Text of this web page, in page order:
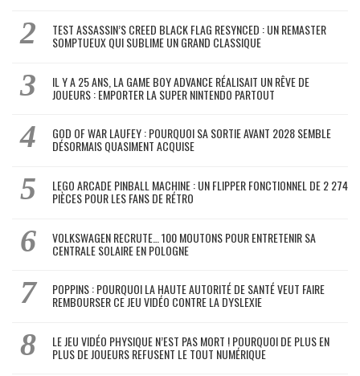
TEST ASSASSIN’S CREED BLACK FLAG RESYNCED : UN REMASTER
SOMPTUEUX QUI SUBLIME UN GRAND CLASSIQUE
IL Y A 25 ANS, LA GAME BOY ADVANCE RÉALISAIT UN RÊVE DE
JOUEURS : EMPORTER LA SUPER NINTENDO PARTOUT
GOD OF WAR LAUFEY : POURQUOI SA SORTIE AVANT 2028 SEMBLE
DÉSORMAIS QUASIMENT ACQUISE
LEGO ARCADE PINBALL MACHINE : UN FLIPPER FONCTIONNEL DE 2 274
PIÈCES POUR LES FANS DE RÉTRO
VOLKSWAGEN RECRUTE… 100 MOUTONS POUR ENTRETENIR SA
CENTRALE SOLAIRE EN POLOGNE
POPPINS : POURQUOI LA HAUTE AUTORITÉ DE SANTÉ VEUT FAIRE
REMBOURSER CE JEU VIDÉO CONTRE LA DYSLEXIE
LE JEU VIDÉO PHYSIQUE N’EST PAS MORT ! POURQUOI DE PLUS EN
PLUS DE JOUEURS REFUSENT LE TOUT NUMÉRIQUE